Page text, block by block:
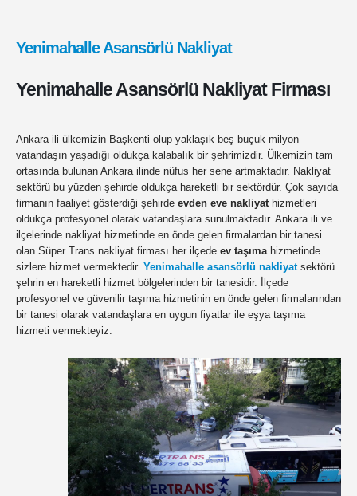
Yenimahalle Asansörlü Nakliyat
Yenimahalle Asansörlü Nakliyat Firması
Ankara ili ülkemizin Başkenti olup yaklaşık beş buçuk milyon
vatandaşın yaşadığı oldukça kalabalık bir şehrimizdir. Ülkemizin tam
ortasında bulunan Ankara ilinde nüfus her sene artmaktadır. Nakliyat
sektörü bu yüzden şehirde oldukça hareketli bir sektördür. Çok sayıda
firmanın faaliyet gösterdiği şehirde evden eve nakliyat hizmetleri
oldukça profesyonel olarak vatandaşlara sunulmaktadır. Ankara ili ve
ilçelerinde nakliyat hizmetinde en önde gelen firmalardan bir tanesi
olan Süper Trans nakliyat firması her ilçede ev taşıma hizmetinde
sizlere hizmet vermektedir. Yenimahalle asansörlü nakliyat sektörü
şehrin en hareketli hizmet bölgelerinden bir tanesidir. İlçede
profesyonel ve güvenilir taşıma hizmetinin en önde gelen firmalarından
bir tanesi olarak vatandaşlara en uygun fiyatlar ile eşya taşıma
hizmeti vermekteyiz.